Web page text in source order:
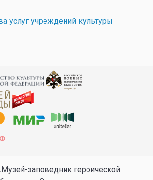
услуг учреждений культуры
заповедник героической